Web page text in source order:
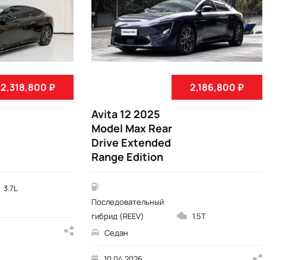
2,318,800 ₽
3.7L
2,186,800 ₽
Avita 12 2025
Model Max Rear
Drive Extended
Range Edition
Последовательный
гибрид (REEV)
1.5T
Седан